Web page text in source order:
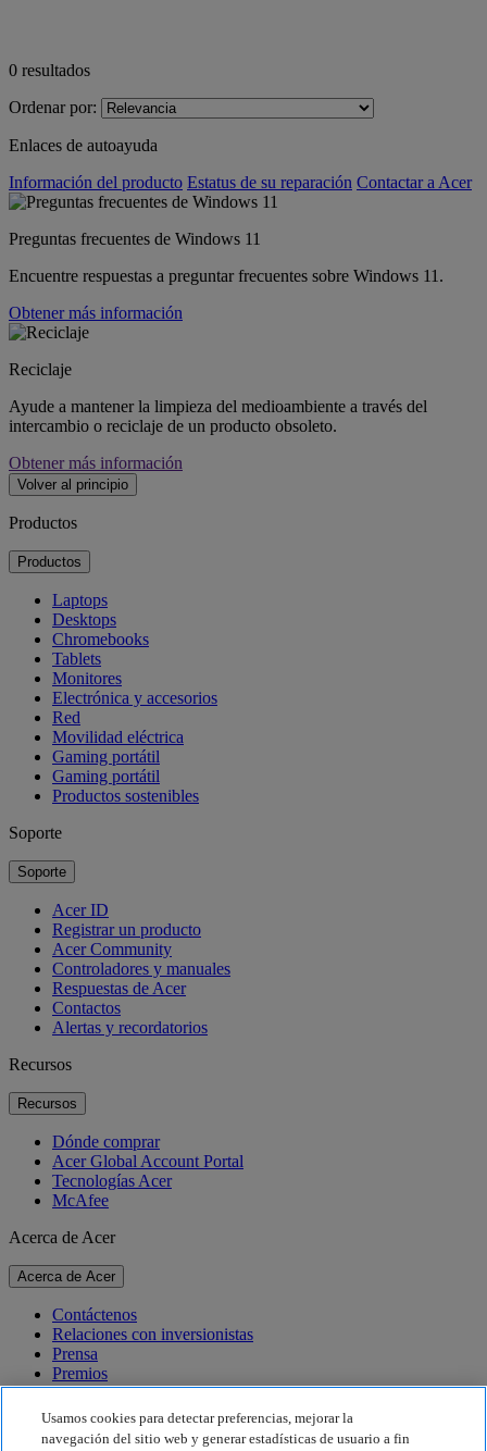
0 resultados
Ordenar por:
Enlaces de autoayuda
Información del producto Estatus de su reparación Contactar a Acer
Preguntas frecuentes de Windows 11
Encuentre respuestas a preguntar frecuentes sobre Windows 11.
Obtener más información
Reciclaje
Ayude a mantener la limpieza del medioambiente a través del
intercambio o reciclaje de un producto obsoleto.
Obtener más información
Volver al principio
Productos
Productos
Laptops
Desktops
Chromebooks
Tablets
Monitores
Electrónica y accesorios
Red
Movilidad eléctrica
Gaming portátil
Gaming portátil
Productos sostenibles
Soporte
Soporte
Acer ID
Registrar un producto
Acer Community
Controladores y manuales
Respuestas de Acer
Contactos
Alertas y recordatorios
Recursos
Recursos
Dónde comprar
Acer Global Account Portal
Tecnologías Acer
McAfee
Acerca de Acer
Acerca de Acer
Contáctenos
Relaciones con inversionistas
Prensa
Premios
Eventos
Sostenibilidad
Usamos cookies para detectar preferencias, mejorar la
navegación del sitio web y generar estadísticas de usuario a fin